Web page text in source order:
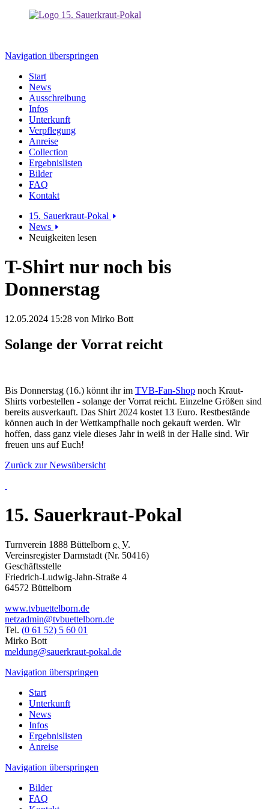
Navigation überspringen
Start
News
Ausschreibung
Infos
Unterkunft
Verpflegung
Anreise
Collection
Ergebnislisten
Bilder
FAQ
Kontakt
15. Sauerkraut-Pokal
News
Neuigkeiten lesen
T-Shirt nur noch bis
Donnerstag
12.05.2024 15:28 von Mirko Bott
Solange der Vorrat reicht
Bis Donnerstag (16.) könnt ihr im TVB-Fan-Shop noch Kraut-
Shirts vorbestellen - solange der Vorrat reicht. Einzelne Größen sind
bereits ausverkauft. Das Shirt 2024 kostet 13 Euro. Restbestände
können auch in der Wettkampfhalle noch gekauft werden. Wir
hoffen, dass ganz viele dieses Jahr in weiß in der Halle sind. Wir
freuen uns auf Euch!
Zurück zur Newsübersicht
15. Sauerkraut-Pokal
Turnverein 1888 Büttelborn e. V.
Vereinsregister Darmstadt (Nr. 50416)
Geschäftsstelle
Friedrich-Ludwig-Jahn-Straße 4
64572 Büttelborn
www.tvbuettelborn.de
netzadmin@tvbuettelborn.de
Tel. (0 61 52) 5 60 01
Mirko Bott
meldung@sauerkraut-pokal.de
Navigation überspringen
Start
Unterkunft
News
Infos
Ergebnislisten
Anreise
Navigation überspringen
Bilder
FAQ